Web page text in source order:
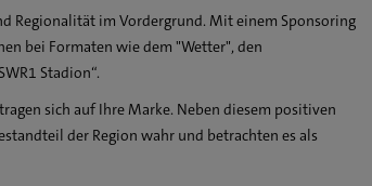
Regionalität im Vordergrund. Mit einem Sponsoring
bei Formaten wie dem "Wetter", den
Stadion“.
sich auf Ihre Marke. Neben diesem positiven
der Region wahr und betrachten es als